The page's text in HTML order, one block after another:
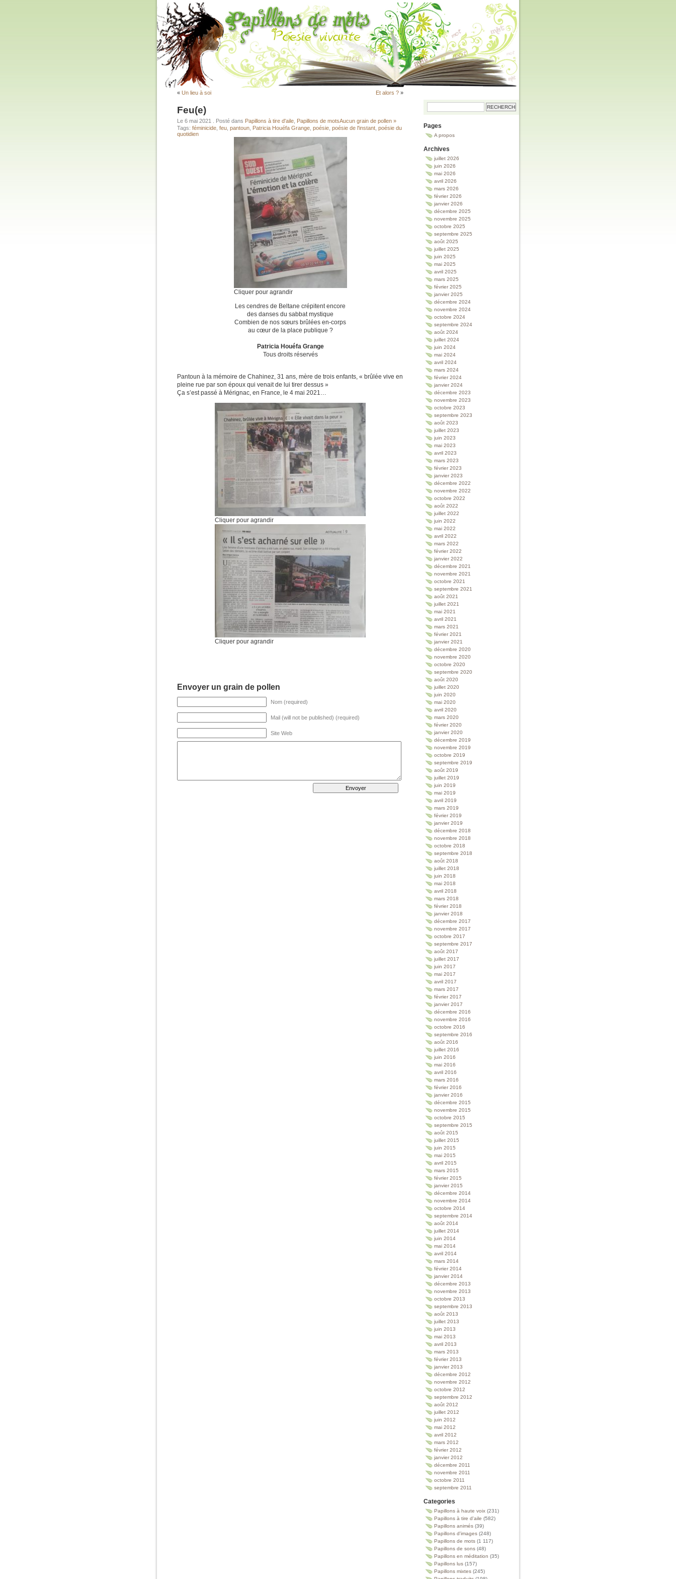
« Un lieu à soi Et alors ? »
Feu(e)
Le 6 mai 2021 . Posté dans Papillons à tire d'aile Papillons de motsAucun grain de pollen »
Tags: féminicide feu pantoun Patricia Houéfa Grange poésie poésie de l'instant poésie du
quotidien
Cliquer pour agrandir
Les cendres de Beltane crépitent encore
des danses du sabbat mystique
Combien de nos sœurs brûlées en-corps
au cœur de la place publique ?
Patricia Houéfa Grange
Tous droits réservés
Pantoun à la mémoire de Chahinez, 31 ans, mère de trois enfants, « brûlée vive en
pleine rue par son époux qui venait de lui tirer dessus »
Ça s’est passé à Mérignac, en France, le 4 mai 2021…
Cliquer pour agrandir
Cliquer pour agrandir
Envoyer un grain de pollen
Nom (required)
Mail (will not be published) (required)
Site Web
Pages
A propos
Archives
juillet 2026
juin 2026
mai 2026
avril 2026
mars 2026
février 2026
janvier 2026
décembre 2025
novembre 2025
octobre 2025
septembre 2025
août 2025
juillet 2025
juin 2025
mai 2025
avril 2025
mars 2025
février 2025
janvier 2025
décembre 2024
novembre 2024
octobre 2024
septembre 2024
août 2024
juillet 2024
juin 2024
mai 2024
avril 2024
mars 2024
février 2024
janvier 2024
décembre 2023
novembre 2023
octobre 2023
septembre 2023
août 2023
juillet 2023
juin 2023
mai 2023
avril 2023
mars 2023
février 2023
janvier 2023
décembre 2022
novembre 2022
octobre 2022
août 2022
juillet 2022
juin 2022
mai 2022
avril 2022
mars 2022
février 2022
janvier 2022
décembre 2021
novembre 2021
octobre 2021
septembre 2021
août 2021
juillet 2021
mai 2021
avril 2021
mars 2021
février 2021
janvier 2021
décembre 2020
novembre 2020
octobre 2020
septembre 2020
août 2020
juillet 2020
juin 2020
mai 2020
avril 2020
mars 2020
février 2020
janvier 2020
décembre 2019
novembre 2019
octobre 2019
septembre 2019
août 2019
juillet 2019
juin 2019
mai 2019
avril 2019
mars 2019
février 2019
janvier 2019
décembre 2018
novembre 2018
octobre 2018
septembre 2018
août 2018
juillet 2018
juin 2018
mai 2018
avril 2018
mars 2018
février 2018
janvier 2018
décembre 2017
novembre 2017
octobre 2017
septembre 2017
août 2017
juillet 2017
juin 2017
mai 2017
avril 2017
mars 2017
février 2017
janvier 2017
décembre 2016
novembre 2016
octobre 2016
septembre 2016
août 2016
juillet 2016
juin 2016
mai 2016
avril 2016
mars 2016
février 2016
janvier 2016
décembre 2015
novembre 2015
octobre 2015
septembre 2015
août 2015
juillet 2015
juin 2015
mai 2015
avril 2015
mars 2015
février 2015
janvier 2015
décembre 2014
novembre 2014
octobre 2014
septembre 2014
août 2014
juillet 2014
juin 2014
mai 2014
avril 2014
mars 2014
février 2014
janvier 2014
décembre 2013
novembre 2013
octobre 2013
septembre 2013
août 2013
juillet 2013
juin 2013
mai 2013
avril 2013
mars 2013
février 2013
janvier 2013
décembre 2012
novembre 2012
octobre 2012
septembre 2012
août 2012
juillet 2012
juin 2012
mai 2012
avril 2012
mars 2012
février 2012
janvier 2012
décembre 2011
novembre 2011
octobre 2011
septembre 2011
Categories
Papillons à haute voix (231)
Papillons à tire d'aile (582)
Papillons animés (39)
Papillons d'images (248)
Papillons de mots (1 117)
Papillons de sons (48)
Papillons en méditation (35)
Papillons lus (157)
Papillons mixtes (245)